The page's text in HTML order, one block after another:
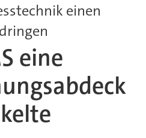
einen
eine